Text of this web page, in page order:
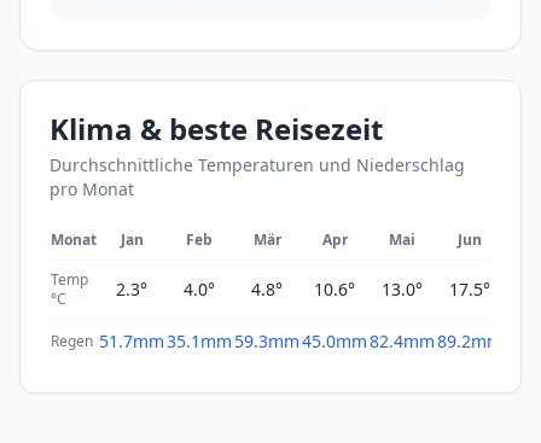
Klima & beste Reisezeit
Durchschnittliche Temperaturen und Niederschlag
pro Monat
Monat Jan Feb Mär Apr Mai Jun
Temp
°C
2.3° 4.0° 4.8° 10.6° 13.0° 17.5°
Regen 51.7mm35.1mm 59.3mm45.0mm82.4mm89.2mm